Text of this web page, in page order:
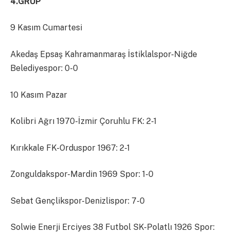
9 Kasım Cumartesi
Akedaş Epsaş Kahramanmaraş İstiklalspor-Niğde
Belediyespor: 0-0
10 Kasım Pazar
Kolibri Ağrı 1970-İzmir Çoruhlu FK: 2-1
Kırıkkale FK-Orduspor 1967: 2-1
Zonguldakspor-Mardin 1969 Spor: 1-0
Sebat Gençlikspor-Denizlispor: 7-0
Solwie Enerji Erciyes 38 Futbol SK-Polatlı 1926 Spor: